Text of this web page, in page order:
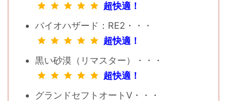
超快適！
バイオハザード：RE2・・・
超快適！
黒い砂漠（リマスター）・・・
超快適！
グランドセフトオートV・・・